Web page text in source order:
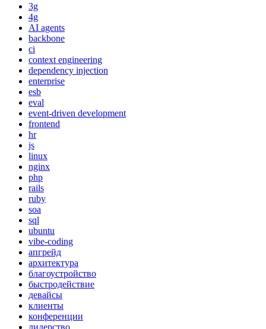
3g
4g
AI agents
backbone
ci
context engineering
dependency injection
enterprise
esb
eval
event-driven development
frontend
hr
js
linux
nginx
php
rails
ruby
soa
sql
ubuntu
vibe-coding
апгрейд
архитектура
благоустройство
быстродействие
девайсы
клиенты
конференции
лидерство